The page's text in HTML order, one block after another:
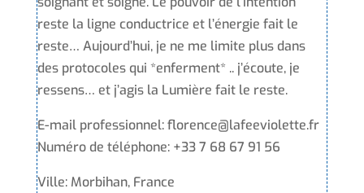
reste la ligne conductrice et l’énergie fait le
reste… Aujourd’hui, je ne me limite plus dans
des protocoles qui *enferment* .. j’écoute, je
ressens… et j’agis la Lumière fait le reste.
E-mail professionnel: florence@lafeeviolette.fr
Numéro de téléphone: +33 7 68 67 91 56
Ville: Morbihan, France